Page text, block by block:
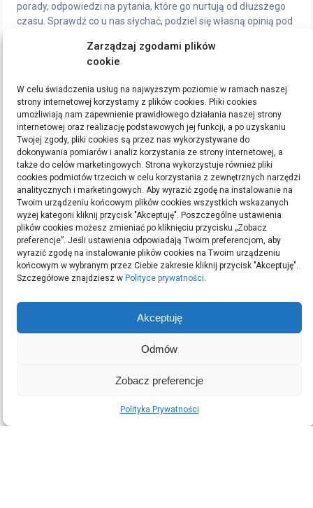
Zarządzaj zgodami plików
cookie
W celu świadczenia usług na najwyższym poziomie w ramach naszej
strony internetowej korzystamy z plików cookies. Pliki cookies
umożliwiają nam zapewnienie prawidłowego działania naszej strony
internetowej oraz realizację podstawowych jej funkcji, a po uzyskaniu
Twojej zgody, pliki cookies są przez nas wykorzystywane do
dokonywania pomiarów i analiz korzystania ze strony internetowej, a
także do celów marketingowych. Strona wykorzystuje również pliki
cookies podmiotów trzecich w celu korzystania z zewnętrznych narzędzi
analitycznych i marketingowych. Aby wyrazić zgodę na instalowanie na
Twoim urządzeniu końcowym plików cookies wszystkich wskazanych
wyżej kategorii kliknij przycisk "Akceptuję". Poszczególne ustawienia
plików cookies możesz zmieniać po kliknięciu przycisku „Zobacz
preferencje”. Jeśli ustawienia odpowiadają Twoim preferencjom, aby
wyrazić zgodę na instalowanie plików cookies na Twoim urządzeniu
końcowym w wybranym przez Ciebie zakresie kliknij przycisk "Akceptuję".
Szczegółowe znajdziesz w Polityce prywatności.
Akceptuję
Odmów
Zobacz preferencje
Polityka Prywatności
porady, odpowiedzi na pytania, które go nurtują od dłuższego
czasu. Sprawdź co u nas słychać, podziel się własną opinią pod
Polityka Prywatności
ETYKIETY
bieganie filmy handmade kredyt kredyty moda pomysły na prezent ręcznie
robione zakładki do książek rękodzieło sen sklep z rękodziełem sport ubrania
Szukaj:
ARCHIWA
Taxi Nowy Sącz–Tęgoborze–Jezioro Rożnowskie